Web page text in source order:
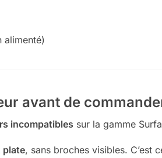
alimenté)
avant de
incompatibles sur la gamme
plate, sans broches visibles. C’est